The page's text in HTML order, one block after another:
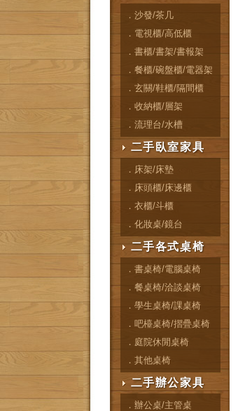
．沙發/茶几
．電視櫃/高低櫃
．書櫃/書架/書報架
．餐櫃/碗盤櫃/電器架
．玄關/鞋櫃/隔間櫃
．收納櫃/層架
．流理台/水槽
二手臥室家具
．床架/床墊
．床頭櫃/床邊櫃
．衣櫃/斗櫃
．化妝桌/鏡台
二手各式桌椅
．書桌椅/電腦桌椅
．餐桌椅/洽談桌椅
．學生桌椅/課桌椅
．吧檯桌椅/摺疊桌椅
．庭院休閒桌椅
．其他桌椅
二手辦公家具
．辦公桌/主管桌